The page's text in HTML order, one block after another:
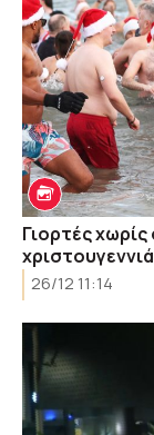
Γιορτές
26/12 11:14